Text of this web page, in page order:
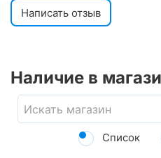
Написать отзыв
Наличие в
Список